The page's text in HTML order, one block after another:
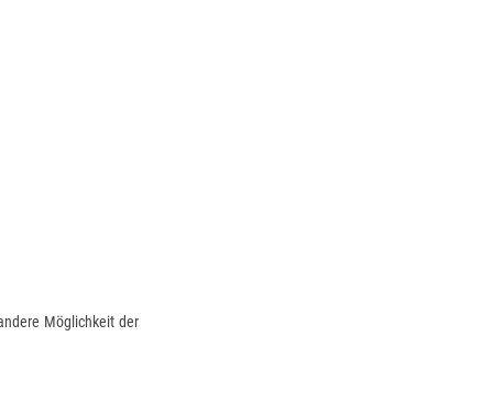
Möglichkeit der